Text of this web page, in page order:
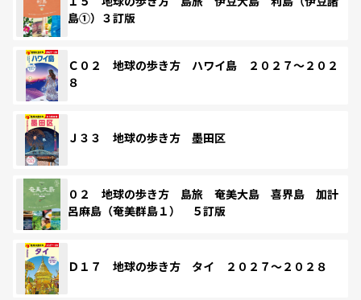
島①）３訂版
Ｃ０２ 地球の歩き方 ハワイ島 ２０２７～２０２
８
Ｊ３３ 地球の歩き方 墨田区
０２ 地球の歩き方 島旅 奄美大島 喜界島 加計
呂麻島（奄美群島１） ５訂版
Ｄ１７ 地球の歩き方 タイ ２０２７～２０２８